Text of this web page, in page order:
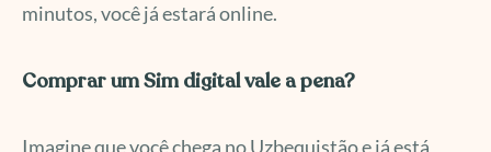
minutos, você já estará online.
Comprar um Sim digital vale a pena?
Imagine que você chega no Uzbequistão e já está